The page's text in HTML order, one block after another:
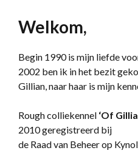
Welkom,
Begin 1990 is mijn liefde
2002 ben ik in het bezit
Gillian, naar haar is mijn
Rough colliekennel ‘Of
2010 geregistreerd bij
de Raad van Beheer op